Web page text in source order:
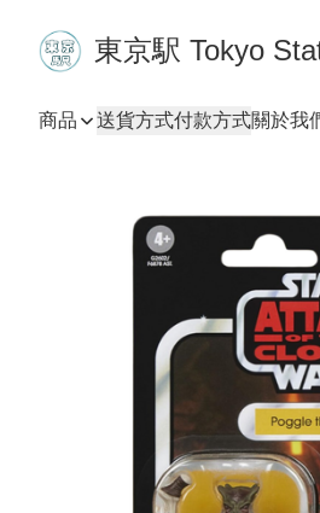
東京駅 Tokyo
商品 送貨方式付款方式關於我